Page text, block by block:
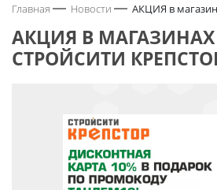
Колеса
Круги и абразивы
Нержавейка
Главная Новости АКЦИЯ в
АКЦИЯ В МАГАЗИНАХ
СТРОЙСИТИ